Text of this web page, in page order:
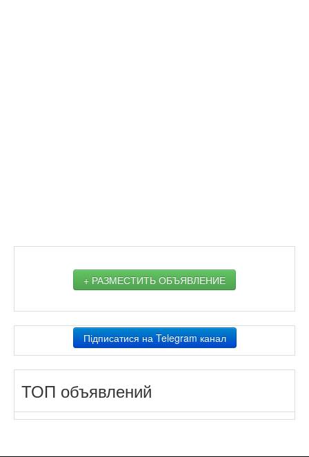
+ РАЗМЕСТИТЬ ОБЪЯВЛЕНИЕ
Підписатися на Telegram канал
ТОП объявлений